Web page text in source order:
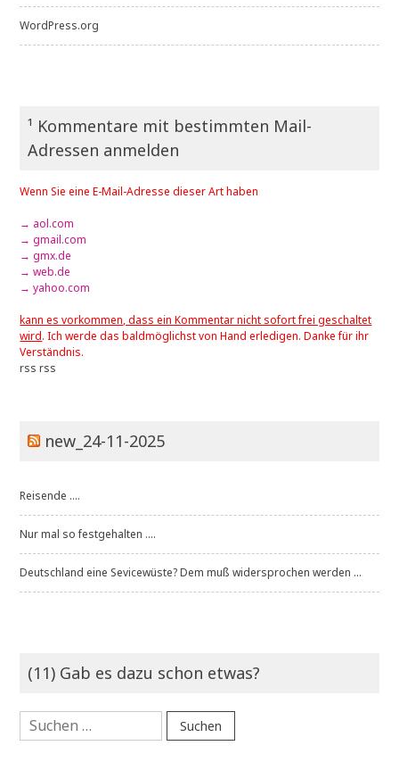
WordPress.org
¹ Kommentare mit bestimmten Mail-
Adressen anmelden
Wenn Sie eine E-Mail-Adresse dieser Art haben
→ aol.com
→ gmail.com
→ gmx.de
→ web.de
→ yahoo.com
kann es vorkommen, dass ein Kommentar nicht sofort frei geschaltet
wird. Ich werde das baldmöglichst von Hand erledigen. Danke für ihr
Verständnis.
rss rss
new_24-11-2025
Reisende ....
Nur mal so festgehalten ....
Deutschland eine Sevicewüste? Dem muß widersprochen werden ...
(11) Gab es dazu schon etwas?
Suchen
nach: